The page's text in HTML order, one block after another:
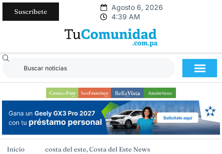
Suscríbete
Agosto 6, 2026
4:39 AM
Inicio costa del este,Costa del Este News